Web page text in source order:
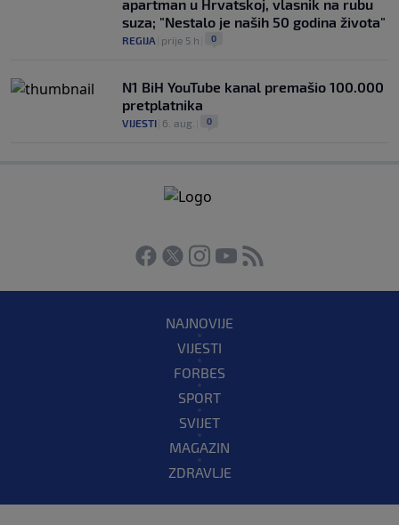
apartman u Hrvatskoj, vlasnik na rubu
suza; "Nestalo je naših 50 godina života"
REGIJA prije 5 h 0
N1 BiH YouTube kanal premašio 100.000
pretplatnika
VIJESTI 6. aug. 0
NAJNOVIJE
VIJESTI
FORBES
SPORT
SVIJET
MAGAZIN
ZDRAVLJE